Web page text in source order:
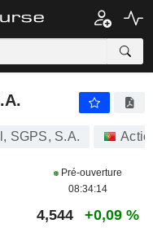
SGPS, S.A.
Pré-ouverture
08:34:14
4,544 +0,09 %